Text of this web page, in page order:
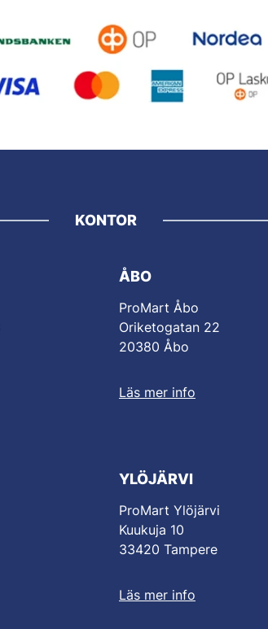
KONTOR
ÅBO
ProMart Åbo
Oriketogatan 22
20380 Åbo
Läs mer info
YLÖJÄRVI
ProMart Ylöjärvi
Kuukuja 10
33420 Tampere
Läs mer info